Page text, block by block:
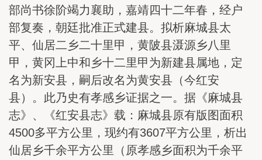
部尚书徐阶竭力襄助，嘉靖四十二年春，经户
部复奏，朝廷批准正式建县。拟析麻城县太
平、仙居二乡二十里甲，黄陂县滠源乡八里
甲，黄冈上中和乡十二里甲为新建县属地，定
名为新安县，嗣后改名为黄安县（今红安
县）。此乃史有孝感乡证据之一。据《麻城县
志》、《红安县志》载：麻城县原有版图面积
4500多平方公里，现约有3607平方公里，析出
仙居乡千余平方公里（原孝感乡面积为千余平